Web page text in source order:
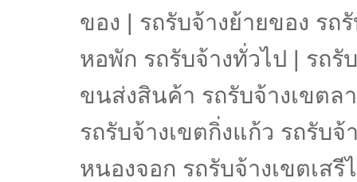
ของ | รถรับจ้างย้ายของ รถ
หอพัก รถรับจ้างทั่วไป | รถรั
ขนส่งสินค้า รถรับจ้างเขตล
รถรับจ้างเขตกิ่งแก้ว รถรับจ้
หนองจอก รถรับจ้างเขตเสรี